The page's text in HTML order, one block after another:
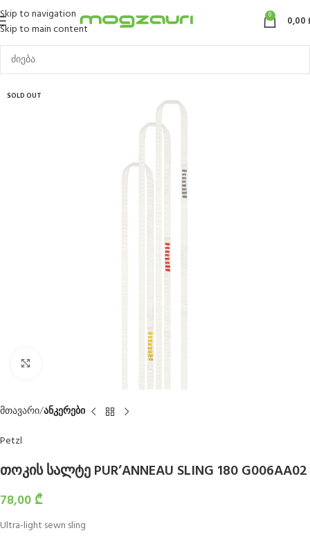
Skip to navigation
Skip to main content
0 0,00
SOLD OUT
მთავარი ანკერები
Petzl
თოკის სალტე PUR’ANNEAU SLING 180 G006AA02
78,00 ₾
Ultra-light sewn sling